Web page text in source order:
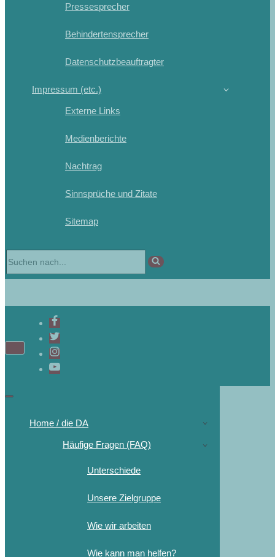
Pressesprecher
Behindertensprecher
Datenschutzbeauftragter
Impressum (etc.)
Externe Links
Medienberichte
Nachtrag
Sinnsprüche und Zitate
Sitemap
Home / die DA
Häufige Fragen (FAQ)
Unterschiede
Unsere Zielgruppe
Wie wir arbeiten
Wie kann man helfen?